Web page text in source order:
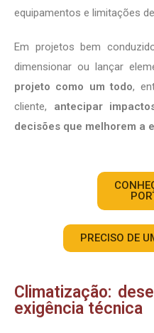
equipamentos e limitações
Em projetos bem
dimensionar ou lançar
projeto como um todo,
cliente, antecipar
decisões que melhorem a
PRECISO DE
Climatização:
exigência técnica